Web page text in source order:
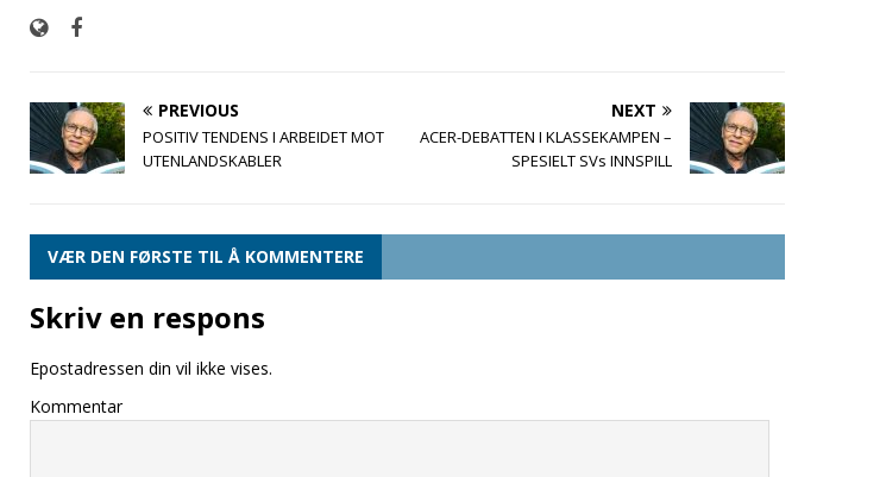
PREVIOUS
POSITIV TENDENS I ARBEIDET MOT
UTENLANDSKABLER
NEXT
ACER-DEBATTEN I KLASSEKAMPEN –
SPESIELT SVs INNSPILL
VÆR DEN FØRSTE TIL Å KOMMENTERE
Skriv en respons
Epostadressen din vil ikke vises.
Kommentar